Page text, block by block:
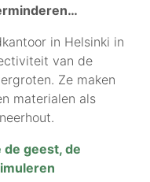
in Helsinki in
van de
Ze maken
materialen als
de geest, de